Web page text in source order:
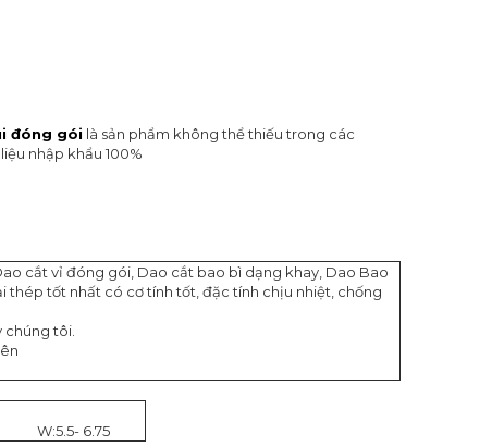
đóng gói là sản phẩm không thể thiếu trong các
nhập khẩu 100%
cắt vỉ đóng gói, Dao cắt bao bì dạng khay, Dao Bao
tốt nhất có cơ tính tốt, đặc tính chịu nhiệt, chống
tôi.
W:5.5- 6.75